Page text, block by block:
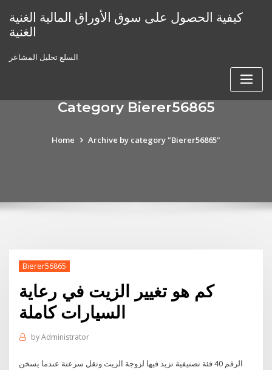
content
كيفية الحصول على سوق الأوراق المالية الغنية
الغنية
السلع تحليل المشاعر
Category Bierer56865
Home Archive by category "Bierer56865"
Bierer56865
كم هو تغيير الزيت في رعاية
السيارات كاملة
byAdministrator
الرقم 40 فئة تصنيفية تزيد فيها لزوجة الزيت وتقل سرعتة عندما يسخن